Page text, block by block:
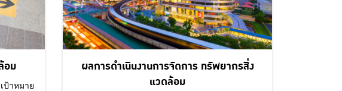
อม
ป้าหมาย
ผลการดำเนินงานการจัดการ ทรัพยากรสิ่ง
แวดล้อม